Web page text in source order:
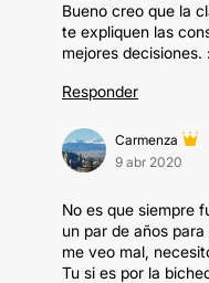
Bueno creo que la
te expliquen las
mejores decisiones.
Responder
Carmenza
9 abr 2020
No es que siempre
un par de años
me veo mal,
Tu si es por la